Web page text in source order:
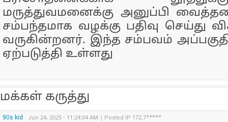
மருத்துவமனைக்கு அனுப்பி
சம்பந்தமாக வழக்கு பதிவு செய்து
வருகின்றனர். இந்த சம்பவம்
ஏற்படுத்தி உள்ளது
மக்கள் கருத்து
90s kid
Jun 24, 2025 - 11:24:04 AM | Posted IP 172.7*****